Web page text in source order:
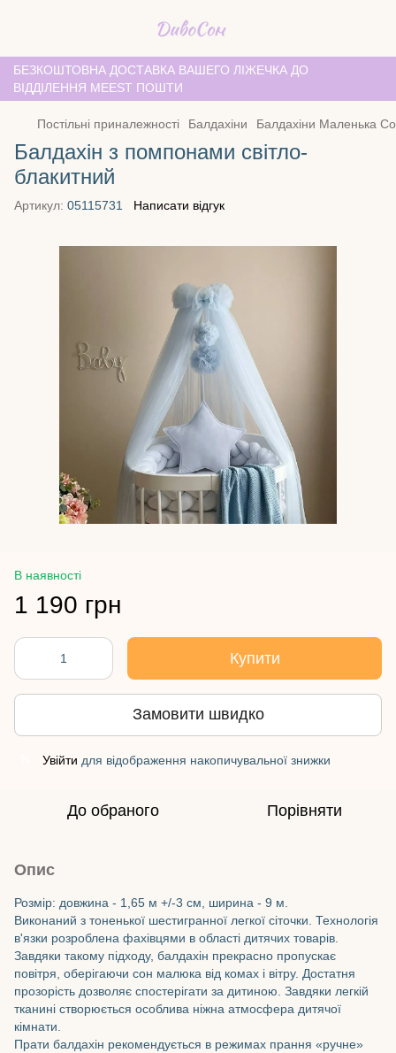
БЕЗКОШТОВНА ДОСТАВКА ВАШЕГО ЛІЖЕЧКА ДО
ВІДДІЛЕННЯ MEEST ПОШТИ
Постільні приналежності Балдахіни Балдахіни Маленька
Балдахін з помпонами світло-
блакитний
Артикул: 05115731 Написати відгук
В наявності
1 190 грн
Купити
Замовити швидко
Увійти для відображення накопичувальної знижки
До обраного Порівняти
Опис
Розмір: довжина - 1,65 м +/-3 см, ширина - 9 м.
Виконаний з тоненької шестигранної легкої сіточки. Технологія
в'язки розроблена фахівцями в області дитячих товарів.
Завдяки такому підходу, балдахін прекрасно пропускає
повітря, оберігаючи сон малюка від комах і вітру. Достатня
прозорість дозволяє спостерігати за дитиною. Завдяки легкій
тканині створюється особлива ніжна атмосфера дитячої
кімнати.
Прати балдахін рекомендується в режимах прання «ручне»